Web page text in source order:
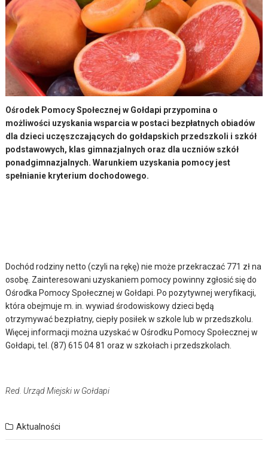
Ośrodek Pomocy Społecznej w Gołdapi przypomina o
możliwości uzyskania wsparcia w postaci bezpłatnych obiadów
dla dzieci uczęszczających do gołdapskich przedszkoli i szkół
podstawowych, klas gimnazjalnych oraz dla uczniów szkół
ponadgimnazjalnych. Warunkiem uzyskania pomocy jest
spełnianie kryterium dochodowego.
Dochód rodziny netto (czyli na rękę) nie może przekraczać 771 zł na
osobę. Zainteresowani uzyskaniem pomocy powinny zgłosić się do
Ośrodka Pomocy Społecznej w Gołdapi. Po pozytywnej weryfikacji,
która obejmuje m. in. wywiad środowiskowy dzieci będą
otrzymywać bezpłatny, ciepły posiłek w szkole lub w przedszkolu.
Więcej informacji można uzyskać w Ośrodku Pomocy Społecznej w
Gołdapi, tel. (87) 615 04 81 oraz w szkołach i przedszkolach.
Red. Urząd Miejski w Gołdapi
Aktualności